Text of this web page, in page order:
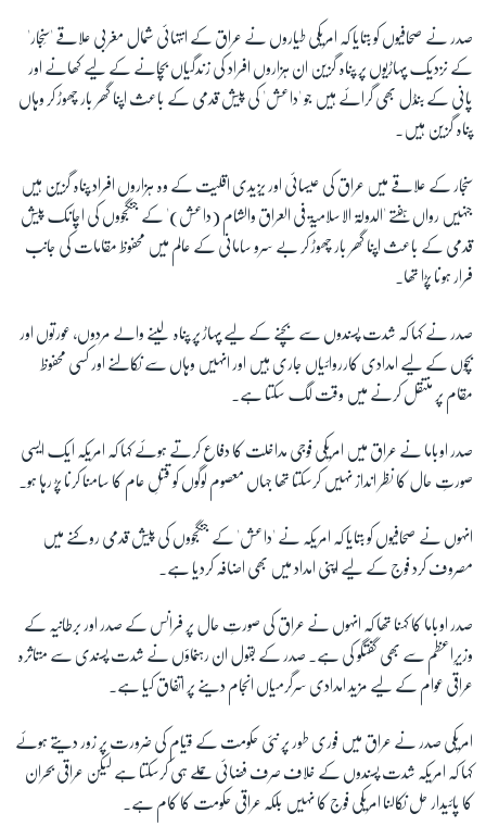
صدر نے صحافیوں کو بتایا کہ امریکی طیاروں نے عراق کے انتہائی شمال مغربی علاقے 'سِنجار'
کے نزدیک پہاڑیوں پر پناہ گزین ان ہزاروں افراد کی زندگیاں بچانے کے لیے کھانے اور
پانی کے بنڈل بھی گرائے ہیں جو 'داعش' کی پیش قدمی کے باعث اپنا گھر بار چھوڑ کر وہاں
پناہ گزین ہیں۔
سنجار کے علاقے میں عراق کی عیسائی اور یزیدی اقلیت کے وہ ہزاروں افراد پناہ گزین ہیں
جنہیں رواں ہفتے 'الدولۃ الاسلامیۃ فی العراق والشام (داعش)' کے جنگجووں کی اچانک پیش
قدمی کے باعث اپنا گھر بار چھوڑ کر بے سرو سامانی کے عالم میں محفوظ مقامات کی جانب
فرار ہونا پڑا تھا۔
صدر نے کہا کہ شدت پسندوں سے بچنے کے لیے پہاڑ پر پناہ لینے والے مردوں، عورتوں اور
بچوں کے لیے امدادی کارروائیاں جاری ہیں اور انہیں وہاں سے نکالنے اور کسی محفوظ
مقام پر منتقل کرنے میں وقت لگ سکتا ہے۔
صدر اوباما نے عراق میں امریکی فوجی مداخلت کا دفاع کرتے ہوئے کہا کہ امریکہ ایک ایسی
صورتِ حال کا نظر انداز نہیں کرسکتا تھا جہاں معصوم لوگوں کو قتلِ عام کا سامنا کرنا پڑ رہا ہو۔
انہوں نے صحافیوں کو بتایا کہ امریکہ نے 'داعش' کے جنگجووں کی پیش قدمی روکنے میں
مصروف کرد فوج کے لیے اپنی امداد میں بھی اضافہ کردیا ہے۔
صدر اوباما کا کہنا تھا کہ انہوں نے عراق کی صورتِ حال پر فرانس کے صدر اور برطانیہ کے
وزیرِاعظم سے بھی گفتگو کی ہے۔ صدر کے بقول ان رہنماؤں نے شدت پسندی سے متاثرہ
عراقی عوام کے لیے مزید امدادی سرگرمیاں انجام دینے پر اتفاق کیا ہے۔
امریکی صدر نے عراق میں فوری طور پر نئی حکومت کے قیام کی ضرورت پر زور دیتے ہوئے
کہا کہ امریکہ شدت پسندوں کے خلاف صرف فضائی حملے ہی کرسکتا ہے لیکن عراقی بحران
کا پائیدار حل نکالنا امریکی فوج کا نہیں بلکہ عراقی حکومت کا کام ہے۔